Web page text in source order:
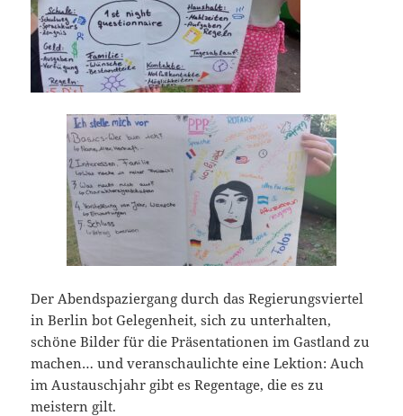
Der Abendspaziergang durch das Regierungsviertel
in Berlin bot Gelegenheit, sich zu unterhalten,
schöne Bilder für die Präsentationen im Gastland zu
machen… und veranschaulichte eine Lektion: Auch
im Austauschjahr gibt es Regentage, die es zu
meistern gilt.